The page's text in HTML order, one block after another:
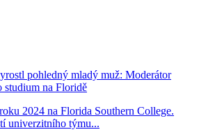
pohledný mladý muž: Moderátor
na Floridě
2024 na Florida Southern College.
univerzitního týmu...